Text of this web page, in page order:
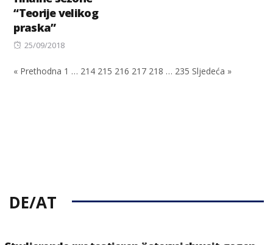
“Teorije velikog
praska”
Posted
25/09/2018
« Prethodna 1 … 214 215 216 217 218 … 235 Sljedeća »
DE/AT